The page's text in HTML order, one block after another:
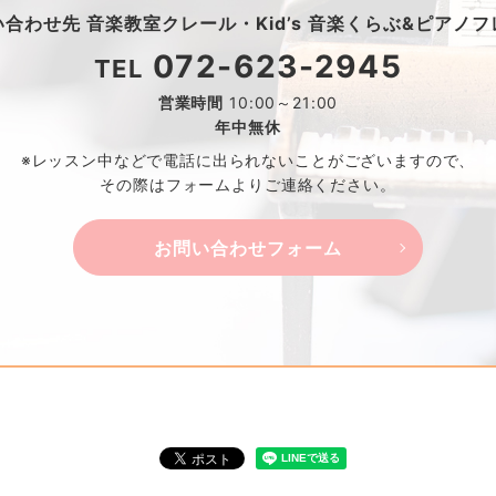
合わせ先 音楽教室クレール・ Kid’s 音楽くらぶ&ピアノフ
TEL 072-623-2945
営業時間 10:00～21:00
年中無休
※レッスン中などで電話に出られないことがございますので、
その際はフォームよりご連絡ください。
お問い合わせフォーム